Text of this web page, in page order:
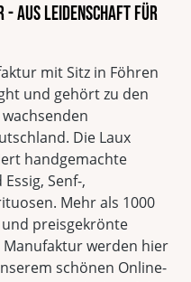
- Aus Leidenschaft für
mit Sitz in Föhren
und gehört zu den
Die Laux
handgemachte
Senf-,
Mehr als 1000
preisgekrönte
werden hier
schönen Online-